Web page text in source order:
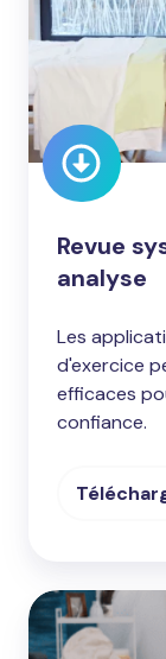
analyse
Revue
analyse
Les
d'exercice
efficaces
confiance.
Etude
: